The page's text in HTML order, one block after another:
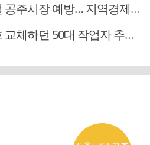
장 예방… 지역경제 협력방안 논의
하던 50대 작업자 추락해 숨져